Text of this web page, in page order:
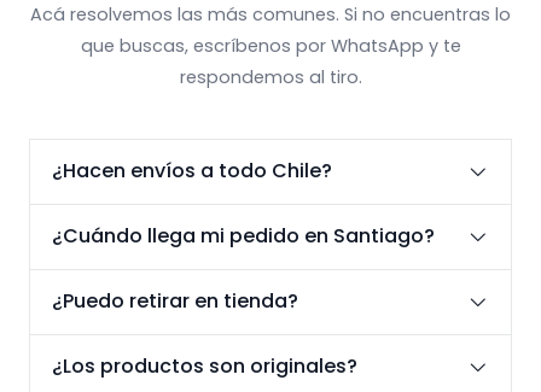
Acá resolvemos las más comunes. Si no encuentras lo
que buscas, escríbenos por WhatsApp y te
respondemos al tiro.
¿Hacen envíos a todo Chile?
¿Cuándo llega mi pedido en Santiago?
¿Puedo retirar en tienda?
¿Los productos son originales?